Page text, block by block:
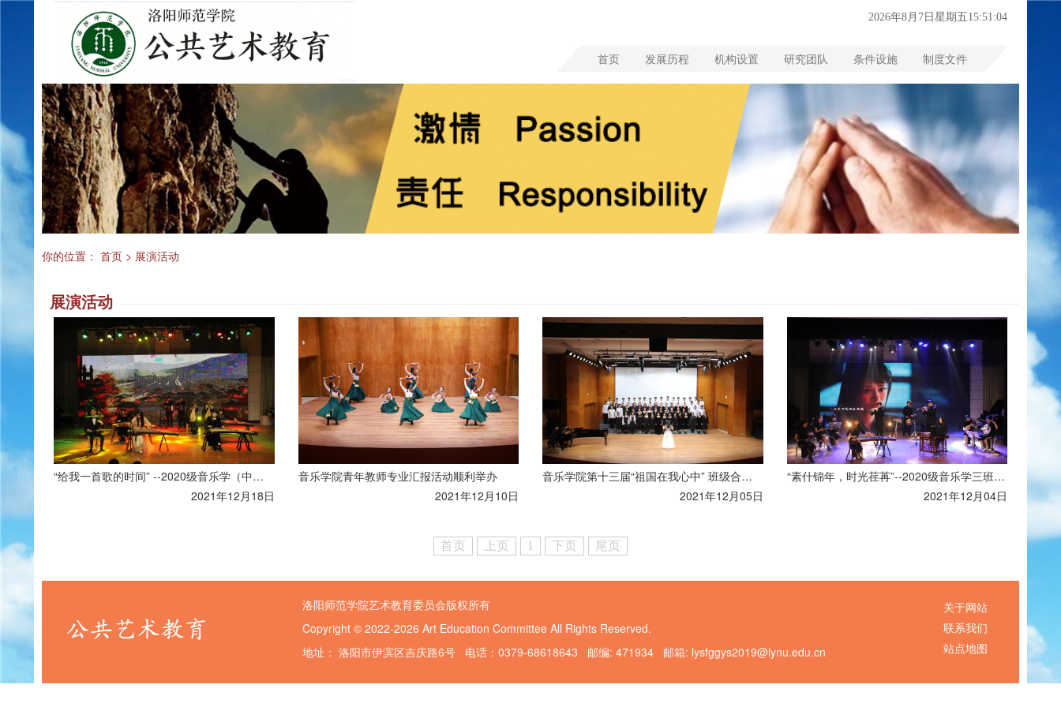
2026年8月7日星期五15:51:05
首页 发展历程 机构设置 研究团队 条件设施 制度文件
你的位置： 首页 > 展演活动
展演活动
“给我一首歌的时间” --2020级音乐学（中外合作办学）班实践演出圆满结束
2021年12月18日
音乐学院青年教师专业汇报活动顺利举办
2021年12月10日
音乐学院第十三届“祖国在我心中” 班级合唱比赛圆满落幕
2021年12月05日
“素什锦年，时光荏苒”--2020级音乐学三班实践演出圆满结束
2021年12月04日
首页 上页 1 下页 尾页
洛阳师范学院艺术教育委员会版权所有
Copyright © 2022-2026 Art Education Committee All Rights Reserved.
地址： 洛阳市伊滨区吉庆路6号 电话：0379-68618643 邮编: 471934 邮箱: lysfggys2019@lynu.edu.cn
关于网站
联系我们
站点地图